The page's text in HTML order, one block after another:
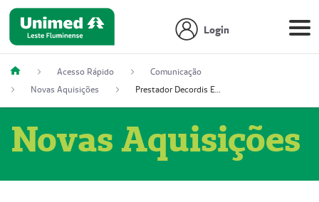
Login
Acesso Rápido
Comunicação
Novas Aquisições
Prestador Decordis Exames Cardiológicos LTDA (51004347-4)
Novas Aquisições